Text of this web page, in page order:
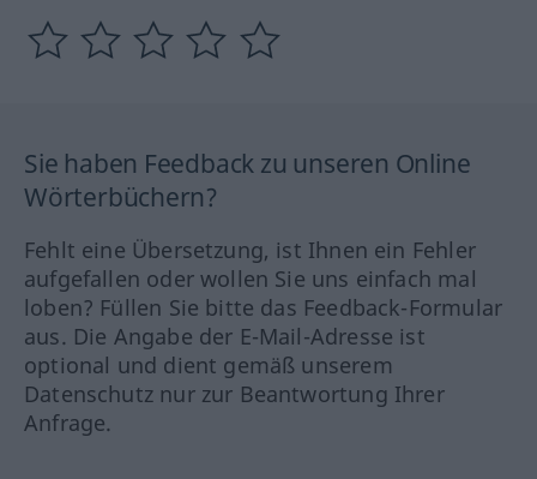
Sie haben Feedback zu unseren Online
Wörterbüchern?
Fehlt eine Übersetzung, ist Ihnen ein Fehler
aufgefallen oder wollen Sie uns einfach mal
loben? Füllen Sie bitte das Feedback-Formular
aus. Die Angabe der E-Mail-Adresse ist
optional und dient gemäß unserem
Datenschutz nur zur Beantwortung Ihrer
Anfrage.